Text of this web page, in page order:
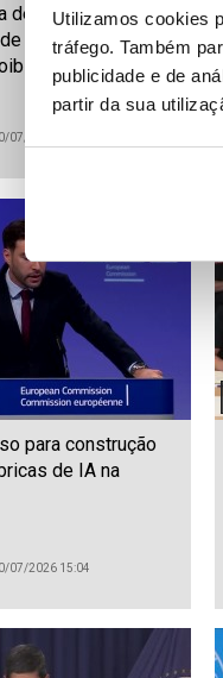
Utilizamos cookies
tráfego. Também
publicidade e de
partir da sua
detém
grupo pró-
07/2026 18:34
para construção
de IA na
07/2026 15:04